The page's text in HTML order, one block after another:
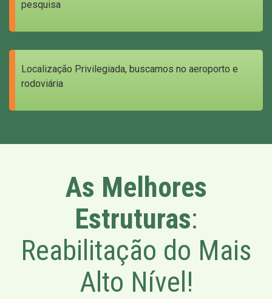
pesquisa
Localização Privilegiada, buscamos no aeroporto e
rodoviária
As Melhores
Estruturas:
Reabilitação do Mais
Alto Nível!